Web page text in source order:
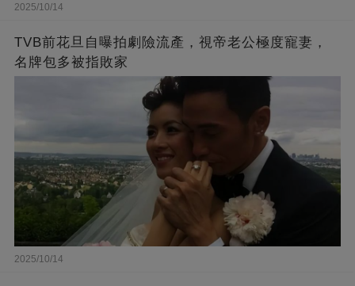
2025/10/14
TVB前花旦自曝拍劇險流產，視帝老公極度寵妻，
名牌包多被指敗家
2025/10/14